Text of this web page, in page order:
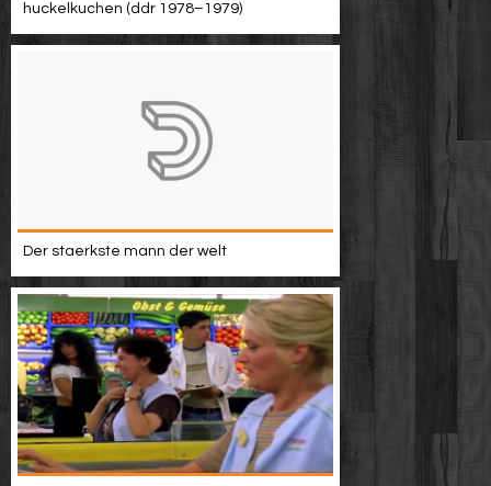
huckelkuchen (ddr 1978–1979)
Der staerkste mann der welt